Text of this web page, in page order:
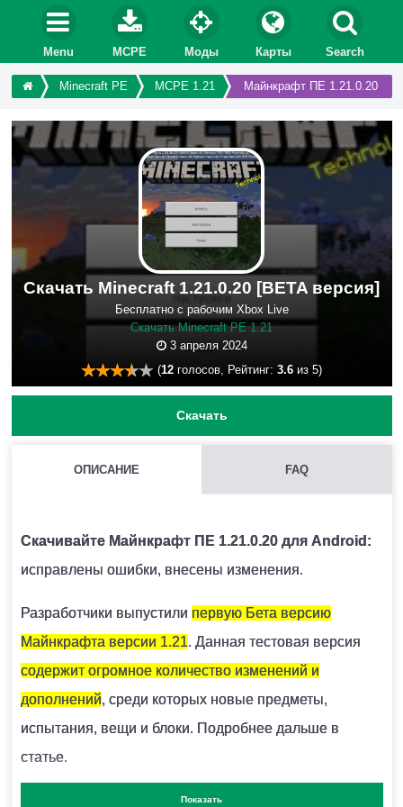
Menu MCPE Моды Карты Search
Minecraft PE MCPE 1.21 Майнкрафт ПЕ 1.21.0.20
Скачать Minecraft 1.21.0.20 [BETA версия]
Бесплатно с рабочим Xbox Live
Скачать Minecraft PE 1.21
3 апреля 2024
(12 голосов, Рейтинг: 3.6 из 5)
Скачать
ОПИСАНИЕ FAQ
Скачивайте Майнкрафт ПЕ 1.21.0.20 для Android:
исправлены ошибки, внесены изменения.
Разработчики выпустили первую Бета версию
Майнкрафта версии 1.21. Данная тестовая версия
содержит огромное количество изменений и
дополнений, среди которых новые предметы,
испытания, вещи и блоки. Подробнее дальше в
статье.
А самую актуальную и интересную информацию про
Показать
ЧЕМ ОТКАПЫВАТЬ ПОДОЗРИТЕЛЬНЫЙ ПЕСОК?
ОПАСЕН ЛИ СНИФФЕР ДЛЯ ИГРОКА?
Нет.